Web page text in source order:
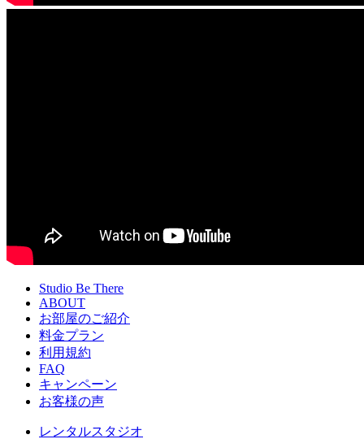
Studio Be There
ABOUT
お部屋のご紹介
料金プラン
利用規約
FAQ
キャンペーン
お客様の声
レンタルスタジオ